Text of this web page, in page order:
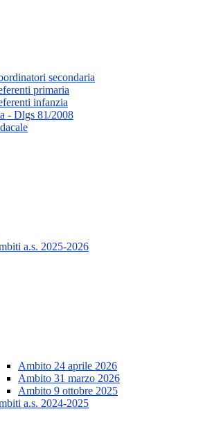
secondaria
primaria
infanzia
- Dlgs 81/2008
a.s. 2025-2026
Ambito 24 aprile 2026
Ambito 31 marzo 2026
Ambito 9 ottobre 2025
a.s. 2024-2025